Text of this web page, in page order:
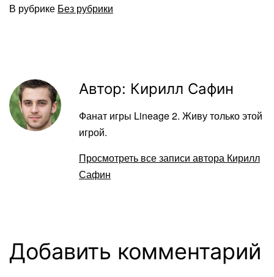
В рубрике Без рубрики
Автор: Кирилл Сафин
Фанат игры Lineage 2. Живу только этой
игрой.
Просмотреть все записи автора Кирилл
Сафин
Добавить комментарий